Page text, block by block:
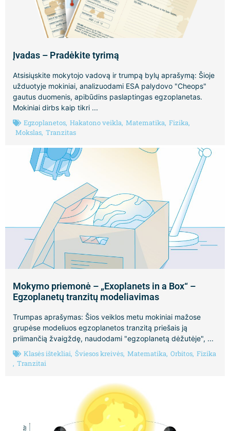
Įvadas – Pradėkite tyrimą
Atsisiųskite mokytojo vadovą ir trumpą bylų aprašymą: Šioje
užduotyje mokiniai, analizuodami ESA palydovo "Cheops"
gautus duomenis, apibūdins paslaptingas egzoplanetas.
Mokiniai dirbs kaip tikri ...
Egzoplanetos, Hakatono veikla, Matematika, Fizika,
Mokslas, Tranzitas
Mokymo priemonė – „Exoplanets in a Box“ –
Egzoplanetų tranzitų modeliavimas
Trumpas aprašymas: Šios veiklos metu mokiniai mažose
grupėse modeliuos egzoplanetos tranzitą priešais ją
priimančią žvaigždę, naudodami "egzoplanetą dėžutėje", ...
Klasės ištekliai, Šviesos kreivės, Matematika, Orbitos, Fizika
, Tranzitai